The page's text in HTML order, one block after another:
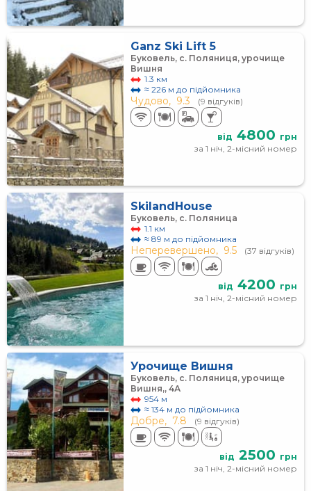
Ganz Ski Lift 5
Буковель, с. Поляниця, урочище
Вишня
1.3 км
≈ 226 м до підйомника
Чудово, 9.3 (9 відгуків)
від 4800 грн
за 1 ніч, 2-місний номер
SkilandHouse
Буковель, с. Поляница
1.1 км
≈ 89 м до підйомника
Неперевершено, 9.5 (37 відгуків)
від 4200 грн
за 1 ніч, 2-місний номер
Урочище Вишня
Буковель, с. Поляниця, урочище
Вишня,, 4А
954 м
≈ 134 м до підйомника
Добре, 7.8 (9 відгуків)
від 2500 грн
за 1 ніч, 2-місний номер